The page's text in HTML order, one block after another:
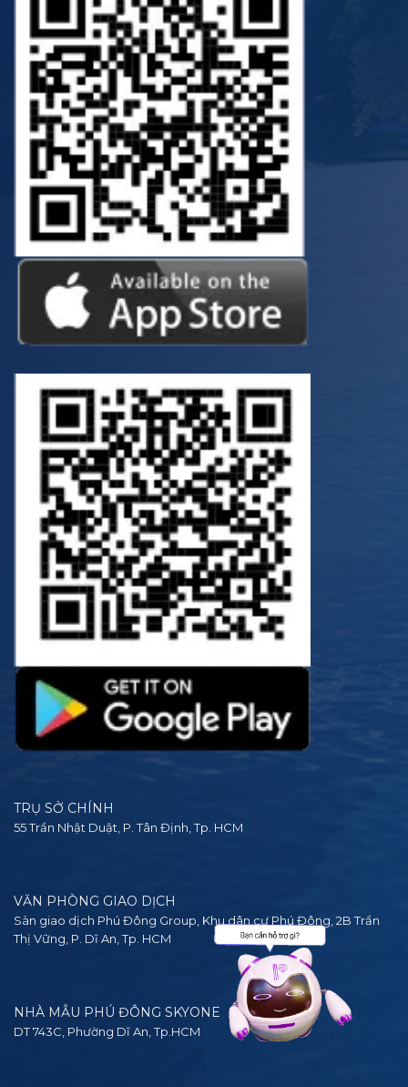
TRỤ SỞ CHÍNH
55 Trần Nhật Duật, P. Tân Định, Tp. HCM
VĂN PHÒNG GIAO DỊCH
Sàn giao dịch Phú Đông Group, Khu dân cư Phú Đông, 2B Trần
Thị Vững, P. Dĩ An, Tp. HCM
NHÀ MẪU PHÚ ĐÔNG SKYONE
DT 743C, Phường Dĩ An, Tp.HCM